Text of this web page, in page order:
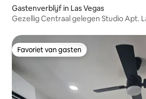
Gastenverblijf in Las Vegas
Gezellig Centraal gelegen Studio Apt.
Favoriet van gasten
Favoriet van gasten